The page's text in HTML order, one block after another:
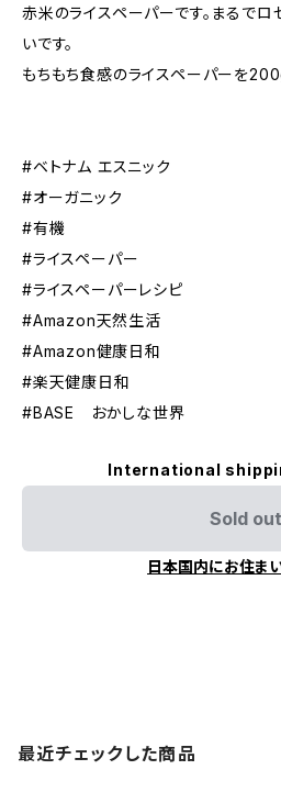
赤米のライスペーパーです。まるで
いです。
もちもち食感のライスペーパーを
#ベトナム エスニック
#オーガニック
#有機
#ライスペーパー
#ライスペーパーレシピ
#Amazon天然生活
#Amazon健康日和
#楽天健康日和
#BASE おかしな世界
International
Sold out
日本国内にお住ま
最近チェックした商品